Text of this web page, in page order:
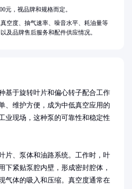
基于旋转叶片和偏心转子配合工作
、维护方便，成为中低真空应用的
业现场，这种泵的可靠性和稳定性
片、泵体和油路系统。工作时，叶
下紧贴泵腔内壁，形成密封腔体，
气体的吸入和压缩。真空度通常在
元，视品牌和规格而定。
空度、抽气速率、噪音水平、耗油量等
及品牌售后服务和配件供应情况。